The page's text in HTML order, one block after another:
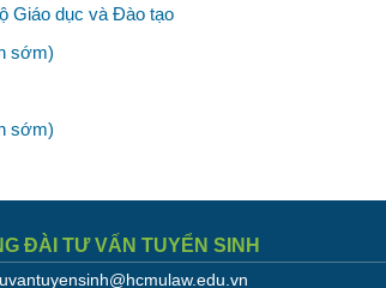
Giáo dục và Đào tạo
sớm)
sớm)
ĐÀI TƯ VẤN TUYỂN SINH